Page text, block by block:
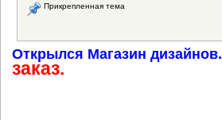
Прикрепленная тема
Открылся Магазин дизайнов.
заказ.